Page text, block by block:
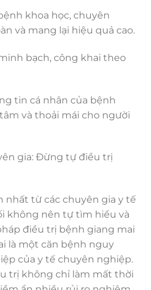
khoa học, chuyên
và mang lại hiệu quả cao.
bạch, công khai theo
tin cá nhân của bệnh
và thoải mái cho người
gia: Đừng tự điều trị
nhất từ các chuyên gia y tế
không nên tự tìm hiểu và
điều trị bệnh giang mai
là một căn bệnh nguy
của y tế chuyên nghiệp.
trị không chỉ làm mất thời